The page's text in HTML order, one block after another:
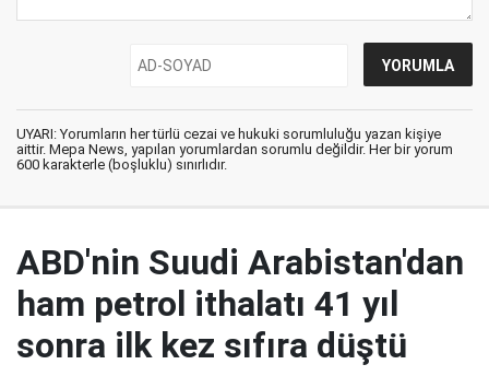
UYARI: Yorumların her türlü cezai ve hukuki sorumluluğu yazan kişiye
aittir. Mepa News, yapılan yorumlardan sorumlu değildir. Her bir yorum
600 karakterle (boşluklu) sınırlıdır.
ABD'nin Suudi Arabistan'dan
ham petrol ithalatı 41 yıl
sonra ilk kez sıfıra düştü